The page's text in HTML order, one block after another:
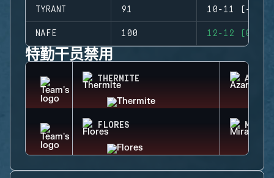
TYRANT 91 10-11 (-1)
NAFE 100 12-12 (0)
特勤干员禁用
THERMITE AZAMI
FLORES MIRA